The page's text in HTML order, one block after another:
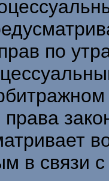
по
права
в связи с